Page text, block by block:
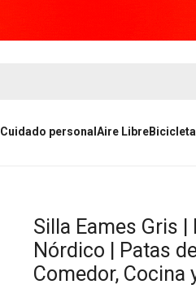
Cuidado personal Aire Libre
Silla Eames Gris |
Nórdico | Patas
Comedor, Cocina